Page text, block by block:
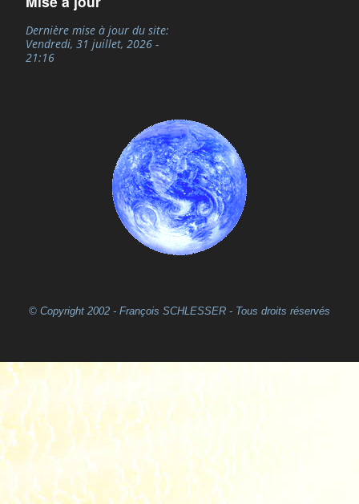
Dernière mise à jour du site:
Vendredi, 31 juillet, 2026 -
21:16
© Copyright 2002 - François SCHLESSER - Tous droits réservés